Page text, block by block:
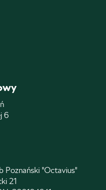
6
Poznański "Octavius"
21